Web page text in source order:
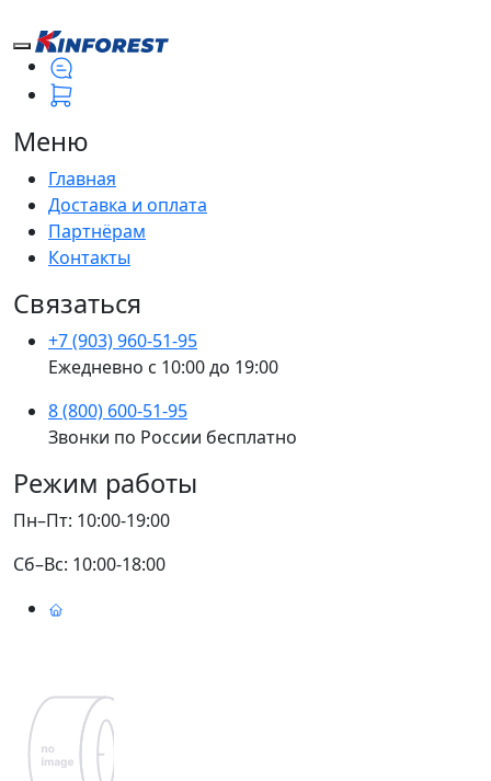
Меню
Главная
Доставка и оплата
Партнёрам
Контакты
Связаться
+7 (903) 960-51-95
Ежедневно с 10:00 до 19:00
8 (800) 600-51-95
Звонки по России бесплатно
Режим работы
Пн–Пт: 10:00-19:00
Сб–Вс: 10:00-18:00